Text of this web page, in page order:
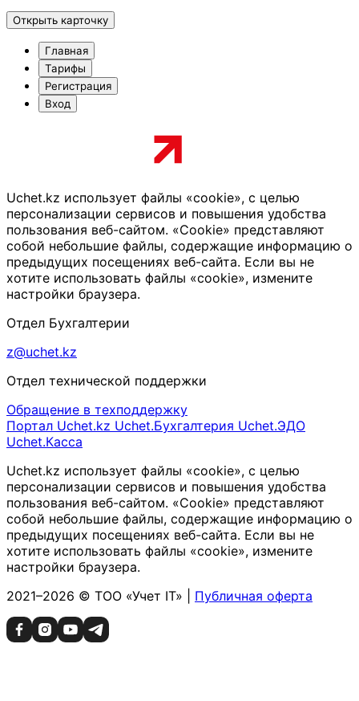
Открыть карточку
Главная
Тарифы
Регистрация
Вход
Uchet.kz использует файлы «cookie», с целью
персонализации сервисов и повышения удобства
пользования веб-сайтом. «Cookie» представляют
собой небольшие файлы, содержащие информацию о
предыдущих посещениях веб-сайта. Если вы не
хотите использовать файлы «cookie», измените
настройки браузера.
Отдел Бухгалтерии
z@uchet.kz
Отдел технической поддержки
Обращение в техподдержку
Портал Uchet.kz Uchet.Бухгалтерия Uchet.ЭДО
Uchet.Касса
Uchet.kz использует файлы «cookie», с целью
персонализации сервисов и повышения удобства
пользования веб-сайтом. «Cookie» представляют
собой небольшие файлы, содержащие информацию о
предыдущих посещениях веб-сайта. Если вы не
хотите использовать файлы «cookie», измените
настройки браузера.
2021–2026 © ТОО «Учет IT» | Публичная оферта